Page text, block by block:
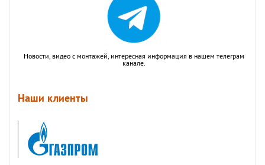
Новости, видео с монтажей, интересная информация в нашем телеграм
канале.
Наши клиенты